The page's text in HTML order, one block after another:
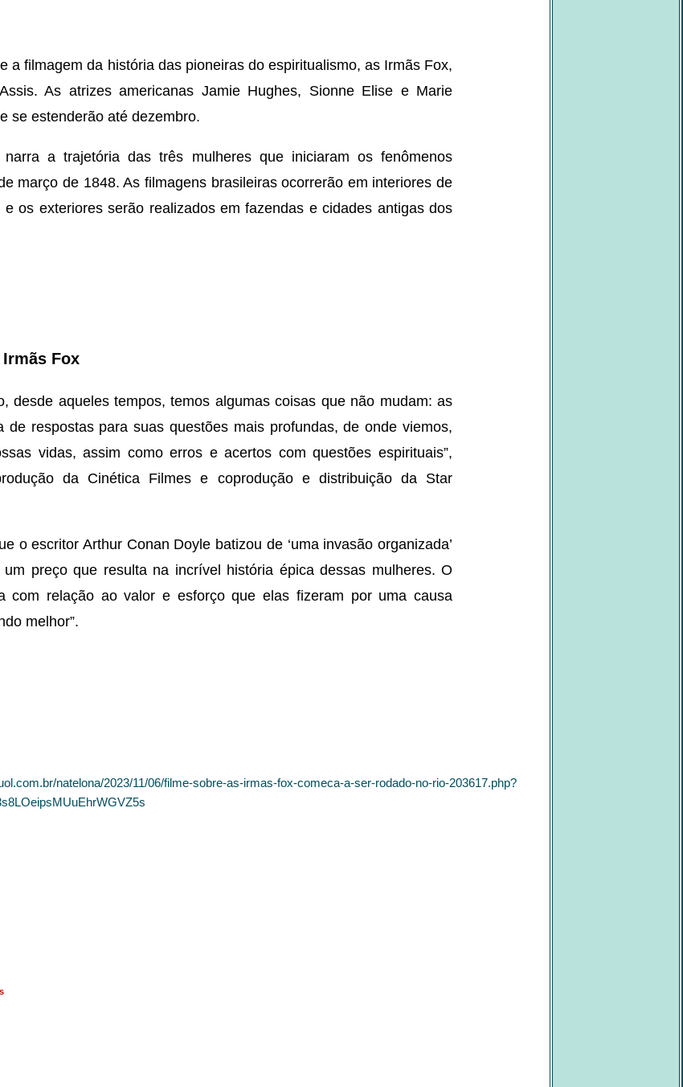
a filmagem da história das pioneiras do espiritualismo, as Irmãs Fox,
As atrizes americanas Jamie Hughes, Sionne Elise e Marie
se estenderão até dezembro.
a trajetória das três mulheres que iniciaram os fenômenos
março de 1848. As filmagens brasileiras ocorrerão em interiores de
os exteriores serão realizados em fazendas e cidades antigas dos
Fox
desde aqueles tempos, temos algumas coisas que não mudam: as
respostas para suas questões mais profundas, de onde viemos,
vidas, assim como erros e acertos com questões espirituais”,
da Cinética Filmes e coprodução e distribuição da Star
o escritor Arthur Conan Doyle batizou de ‘uma invasão organizada’
preço que resulta na incrível história épica dessas mulheres. O
com relação ao valor e esforço que elas fizeram por uma causa
melhor”.
06/filme-sobre-as-irmas-fox-comeca-a-ser-rodado-no-rio-203617.php?